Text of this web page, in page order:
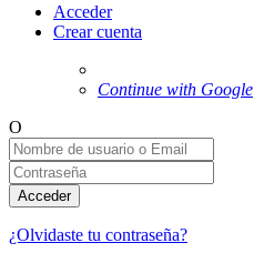
Acceder
Crear cuenta
Continue with Google
O
Acceder
¿Olvidaste tu contraseña?